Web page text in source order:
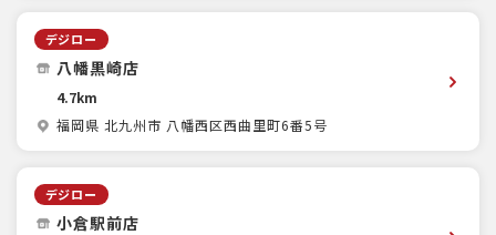
デジロー
八幡黒崎店
4.7km
福岡県 北九州市 八幡西区西曲里町6番5号
デジロー
小倉駅前店